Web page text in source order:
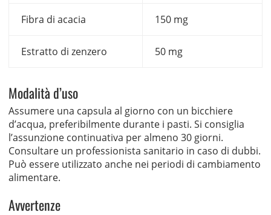
Fibra di acacia 150 mg
Estratto di zenzero 50 mg
Modalità d’uso
Assumere una capsula al giorno con un bicchiere
d’acqua, preferibilmente durante i pasti. Si consiglia
l’assunzione continuativa per almeno 30 giorni.
Consultare un professionista sanitario in caso di dubbi.
Può essere utilizzato anche nei periodi di cambiamento
alimentare.
Avvertenze